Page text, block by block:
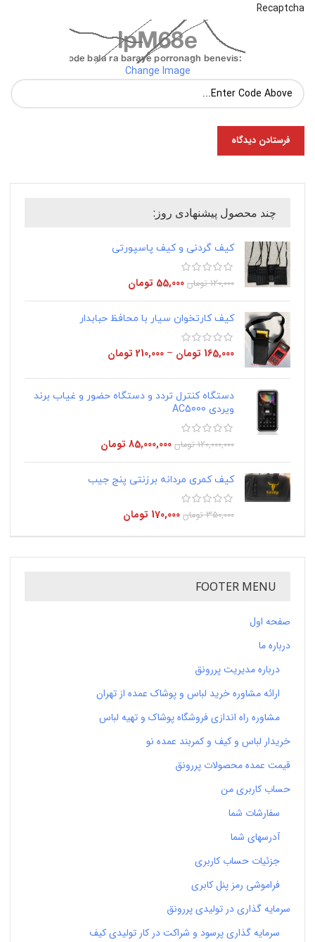
Recaptcha
Change Image
چند محصول پیشنهادی روز:
کیف گردنی و کیف پاسپورتی
120,000 تومان 55,000 تومان
کیف کارتخوان سیار با محافظ حبابدار
165,000 تومان –
210,000 تومان
دستگاه کنترل تردد و دستگاه حضور و غیاب برند
ویردی AC5000
120,000,000 تومان 85,000,000 تومان
کیف کمری مردانه برزنتی پنج جیب
350,000 تومان 170,000 تومان
FOOTER MENU
صفحه اول
درباره ما
درباره مدیریت پررونق
ارائه مشاوره خرید لباس و پوشاک عمده از تهران
مشاوره راه اندازی فروشگاه پوشاک و تهیه لباس
خریدار لباس و کیف و کمربند عمده نو
قیمت عمده محصولات پررونق
حساب کاربری من
سفارشات شما
آدرسهای شما
جزئیات حساب کاربری
فراموشی رمز پنل کابری
سرمایه گذاری در تولیدی پررونق
سرمایه گذاری پرسود و شراکت در کار تولیدی کیف